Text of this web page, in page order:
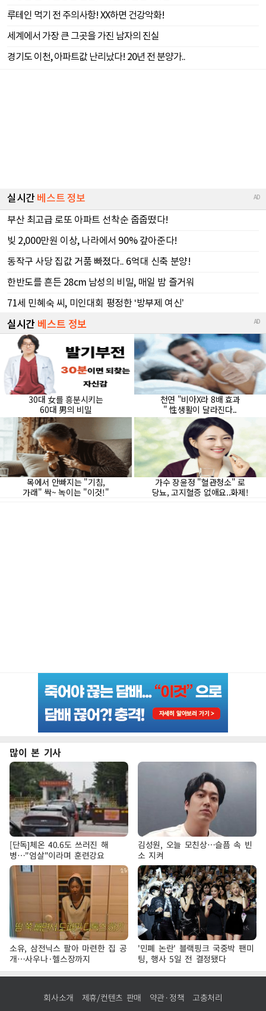
많이 본 기사
[단독]체온 40.6도 쓰러진 해
병…"엄살"이라며 훈련강요
김성원, 오늘 모친상…슬픔 속 빈
소 지켜
소유, 삼전닉스 팔아 마련한 집 공
개…사우나·헬스장까지
'민폐 논란' 블랙핑크 국중박 팬미
팅, 행사 5일 전 결정됐다
회사소개 제휴/컨텐츠 판매 약관·정책 고충처리